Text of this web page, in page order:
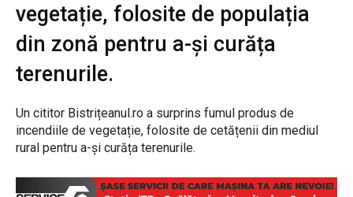
vegetație, folosite de populația
din zonă pentru a-și curăța
terenurile.
Un cititor Bistrițeanul.ro a surprins fumul produs de
incendiile de vegetație, folosite de cetățenii din mediul
rural pentru a-și curăța terenurile.